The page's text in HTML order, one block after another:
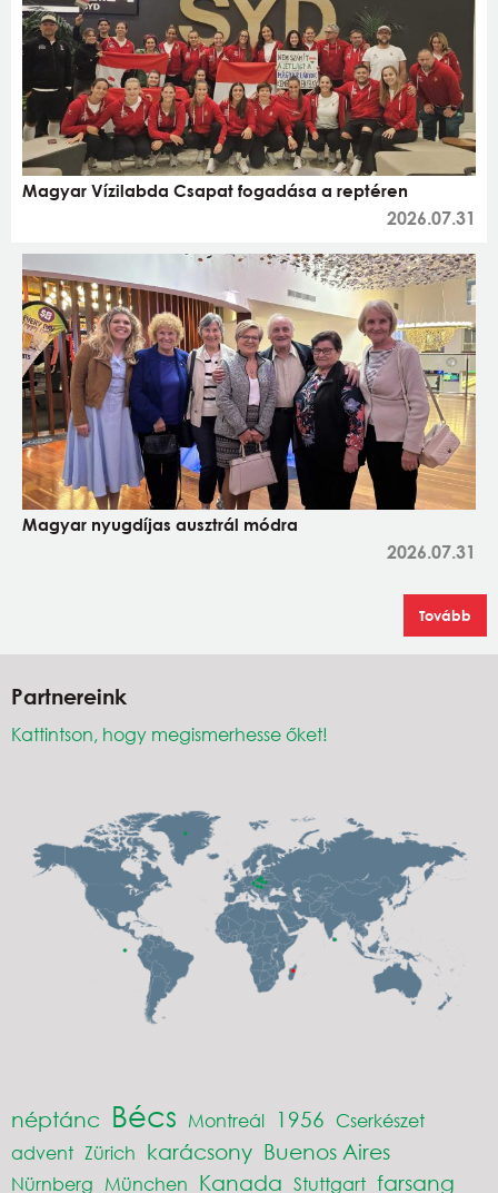
Magyar Vízilabda Csapat fogadása a reptéren
2026.07.31
Magyar nyugdíjas ausztrál módra
2026.07.31
Tovább
Partnereink
Kattintson, hogy megismerhesse őket!
néptánc Bécs Montreál 1956 Cserkészet
advent Zürich karácsony Buenos Aires
Nürnberg München Kanada Stuttgart farsang